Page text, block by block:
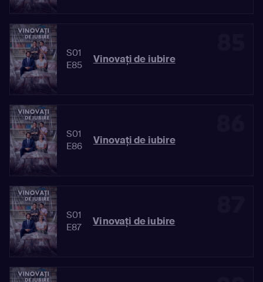
S01
E85
Vinovaţi de iubire
S01
E86
Vinovaţi de iubire
S01
E87
Vinovaţi de iubire